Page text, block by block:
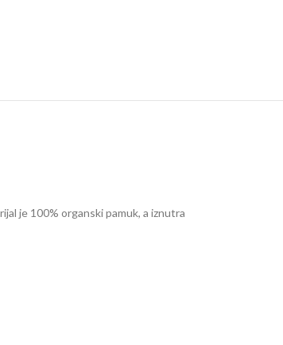
je 100% organski pamuk, a iznutra